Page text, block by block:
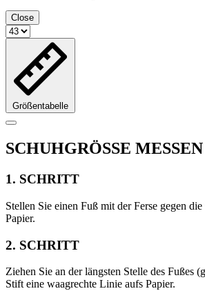
Close
Größentabelle
SCHUHGRÖSSE MESSEN
1. SCHRITT
Stellen Sie einen Fuß mit der Ferse gegen
Papier.
2. SCHRITT
Ziehen Sie an der längsten Stelle des Fußes
Stift eine waagrechte Linie aufs Papier.